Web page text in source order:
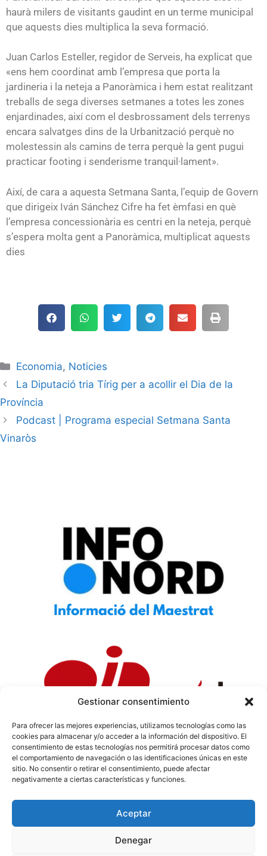
Gestionar consentimiento
Para ofrecer las mejores experiencias, utilizamos tecnologías como las
cookies para almacenar y/o acceder a la información del dispositivo. El
consentimiento de estas tecnologías nos permitirá procesar datos como
el comportamiento de navegación o las identificaciones únicas en este
sitio. No consentir o retirar el consentimiento, puede afectar
negativamente a ciertas características y funciones.
Aceptar
Denegar
haurà milers de visitants gaudint en un terme municipal
que aquests dies multiplica la seva formació.
Juan Carlos Esteller, regidor de Serveis, ha explicat que
«ens hem coordinat amb l’empresa que porta la
jardineria i la neteja a Panoràmica i hem estat realitzant
treballs de sega diverses setmanes a totes les zones
enjardinades, així com el desbrossament dels terrenys
encara salvatges dins de la Urbanització perquè no
molestessin als camins de terra perquè la gent pugui
practicar footing i senderisme tranquil·lament».
Així, de cara a aquesta Setmana Santa, l’equip de Govern
que dirigeix Iván Sánchez Cifre ha fet èmfasi en què
l’empresa concessionària es centri en la neteja, perquè
s’espera molta gent a Panoràmica, multiplicat aquests
dies
Economia, Noticies
La Diputació tria Tírig per a acollir el Dia de la
Província
Podcast | Programa especial Setmana Santa
Vinaròs
Política de Privacidad| Política de Cookies|Aviso
Legal|Codi ètic|Tarifes de Publicitat
info@sermaestrat.com